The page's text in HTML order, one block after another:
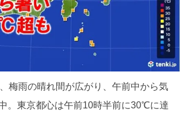
梅雨の晴れ間が広がり、午前中から気
。東京都心は午前10時半前に30℃に達